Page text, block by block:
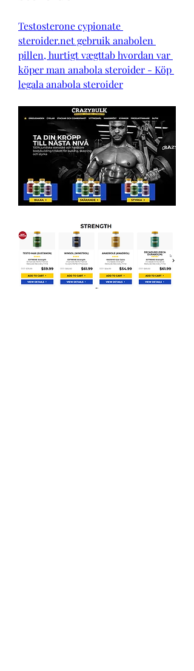
Testosterone cypionate
steroider.net gebruik anabolen
pillen, hurtigt vægttab hvordan var
köper man anabola steroider - Köp
legala anabola steroider